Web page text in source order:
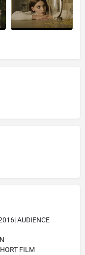
AUDIENCE
FILM